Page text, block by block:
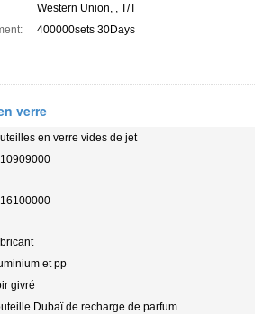
Western Union, , T/T
400000sets 30Days
verre
en verre vides de jet
et pp
givré
Dubaï de recharge de parfum